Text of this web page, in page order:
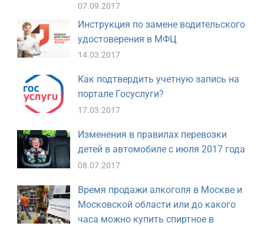
07.09.2017
Инструкция по замене водительского
удостоверения в МФЦ
14.03.2017
Как подтвердить учетную запись на
портале Госуслуги?
17.03.2017
Изменения в правилах перевозки
детей в автомобиле с июля 2017 года
08.07.2017
Время продажи алкоголя в Москве и
Московской области или до какого
часа можно купить спиртное в